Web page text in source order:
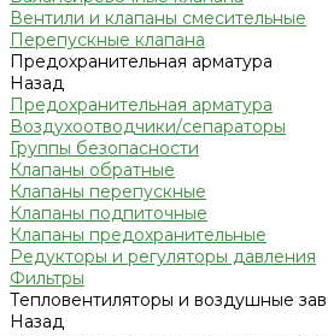
Вентили и клапаны смесительные
Перепускные клапана
Предохранительная арматура
Назад
Предохранительная арматура
Воздухоотводчики/сепараторы
Группы безопасности
Клапаны обратные
Клапаны перепускные
Клапаны подпиточные
Клапаны предохранительные
Редукторы и регуляторы давления
Фильтры
Тепловентиляторы и воздушные
Назад